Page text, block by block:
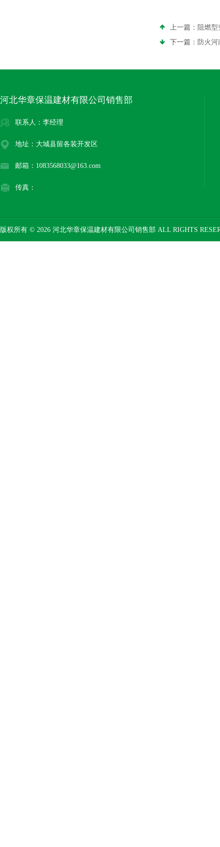
上一篇： 阻燃
下一篇： 防火
河北华章保温建材有限公司销售部
联系人：李经理
地址：大城县留各装开发区
邮箱：1083568033@163.com
传真：
版权所有 © 2026 河北华章保温建材有限公司销售部 ALL RIGHTS